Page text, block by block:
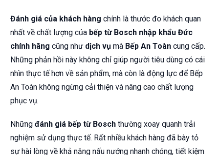
Đánh giá của khách hàng chính là thước đo khách quan
nhất về chất lượng của bếp từ Bosch nhập khẩu Đức
chính hãng cũng như dịch vụ mà Bếp An Toàn cung cấp.
Những phản hồi này không chỉ giúp người tiêu dùng có cái
nhìn thực tế hơn về sản phẩm, mà còn là động lực để Bếp
An Toàn không ngừng cải thiện và nâng cao chất lượng
phục vụ.
Những đánh giá bếp từ Bosch thường xoay quanh trải
nghiệm sử dụng thực tế. Rất nhiều khách hàng đã bày tỏ
sự hài lòng về khả năng nấu nướng nhanh chóng, tiết kiệm